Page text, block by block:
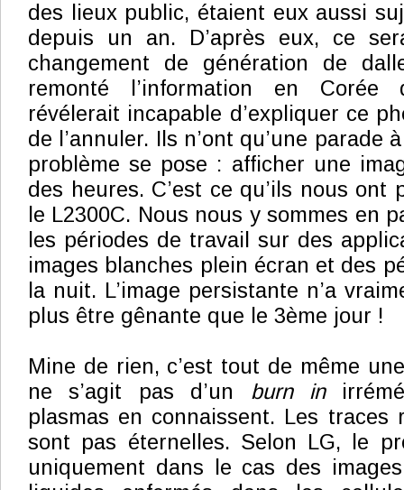
des lieux public, étaient eux aussi
depuis un an. D’après eux, ce
changement de génération de
remonté l’information en
révélerait incapable d’expliquer ce
de l’annuler. Ils n’ont qu’une parade
problème se pose : afficher une
des heures. C’est ce qu’ils nous ont
le L2300C. Nous nous y sommes en
les périodes de travail sur des
images blanches plein écran et des
la nuit. L’image persistante n’a
plus être gênante que le 3ème jour !
Mine de rien, c’est tout de même
ne s’agit pas d’un burn in
plasmas en connaissent. Les traces
sont pas éternelles. Selon LG, le
uniquement dans le cas des